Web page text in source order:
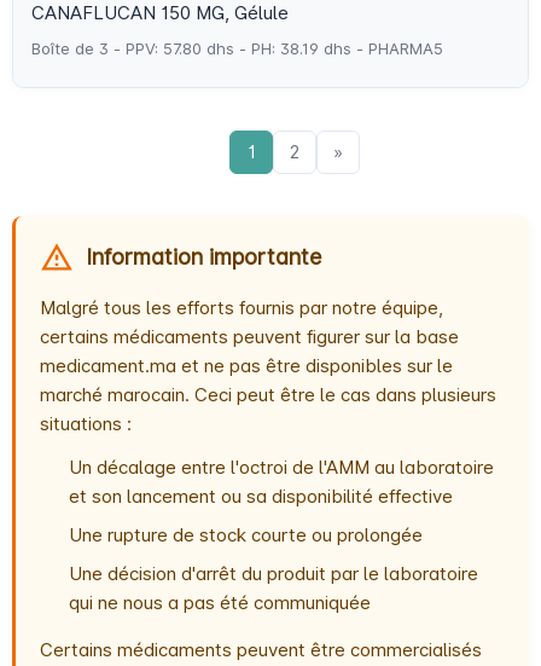
CANAFLUCAN 150 MG, Gélule
Boîte de 3 - PPV: 57.80 dhs - PH: 38.19 dhs - PHARMA5
1 2 »
Information importante
Malgré tous les efforts fournis par notre équipe,
certains médicaments peuvent figurer sur la base
medicament.ma et ne pas être disponibles sur le
marché marocain. Ceci peut être le cas dans plusieurs
situations :
Un décalage entre l'octroi de l'AMM au laboratoire
et son lancement ou sa disponibilité effective
Une rupture de stock courte ou prolongée
Une décision d'arrêt du produit par le laboratoire
qui ne nous a pas été communiquée
Certains médicaments peuvent être commercialisés